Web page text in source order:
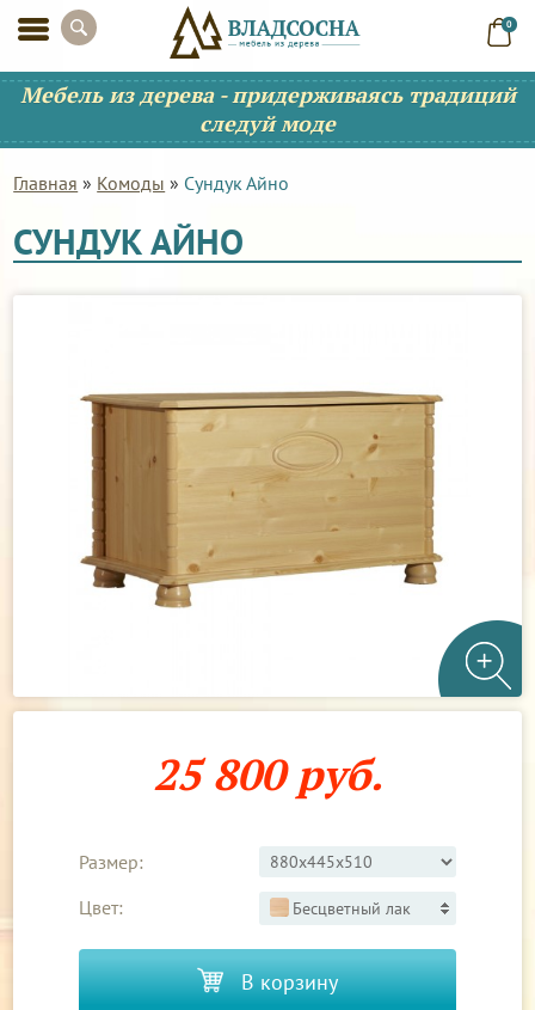
0
Мебель из дерева - придерживаясь традиций
следуй моде
Главная » Комоды » Сундук Айно
СУНДУК АЙНО
25 800 руб.
Размер:
Цвет:
Бесцветный лак
В корзину